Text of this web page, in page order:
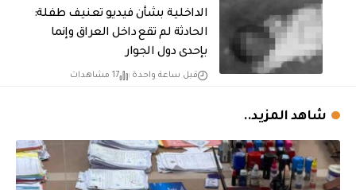
الداخلية بشأن فيديو تعنيف طفلة:
الحادثة لم تقع داخل العراق وإنما
بإحدى دول الجوار
قبل ساعة واحدة 17 مشاهدات
شاهد المزيد..